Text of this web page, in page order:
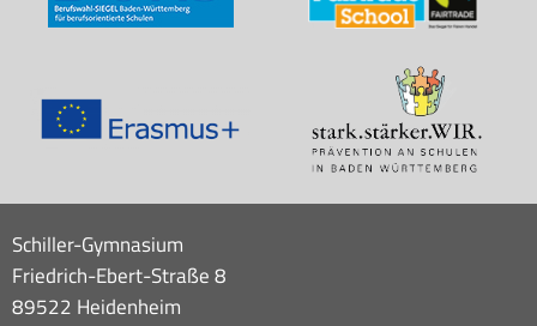
Schiller-Gymnasium
Friedrich-Ebert-Straße 8
89522 Heidenheim